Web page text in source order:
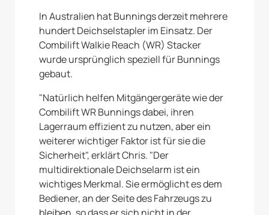
In Australien hat Bunnings derzeit mehrere
hundert Deichselstapler im Einsatz. Der
Combilift Walkie Reach (WR) Stacker
wurde ursprünglich speziell für Bunnings
gebaut.
"Natürlich helfen Mitgängergeräte wie der
Combilift WR Bunnings dabei, ihren
Lagerraum effizient zu nutzen, aber ein
weiterer wichtiger Faktor ist für sie die
Sicherheit", erklärt Chris. "Der
multidirektionale Deichselarm ist ein
wichtiges Merkmal. Sie ermöglicht es dem
Bediener, an der Seite des Fahrzeugs zu